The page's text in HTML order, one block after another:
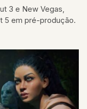
3 e New Vegas,
5 em pré-produção.